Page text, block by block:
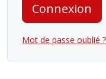
Connexion
Mot de passe oublié ?